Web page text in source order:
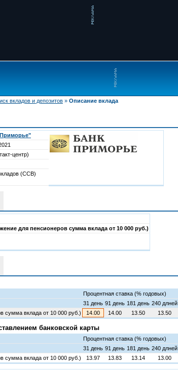
вкладов и депозитов » Описание вклада
центр)
(ССВ)
для пенсионеров сумма вклада от 10 000 руб.)
Процентная ставка (% годовых)
31 день 91 день 181 день 240 длней
сумма вклада от 10 000 руб.) 14.00 14.00 13.50 13.50
банковской карты
Процентная ставка (% годовых)
31 день 91 день 181 день 240 длней
сумма вклада от 10 000 руб.) 13.97 13.83 13.14 13.00